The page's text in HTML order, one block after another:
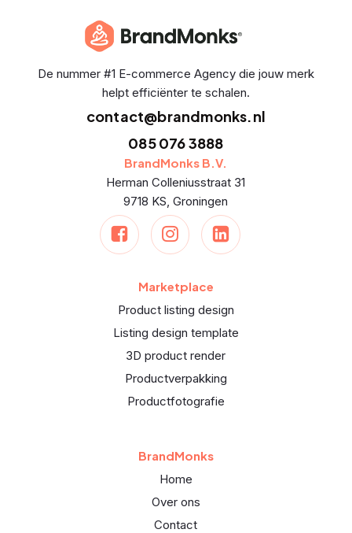
De nummer #1 E-commerce Agency die jouw merk
helpt efficiënter te schalen.
contact@brandmonks.nl
085 076 3888
BrandMonks B.V.
Herman Colleniusstraat 31
9718 KS, Groningen
Marketplace
Product listing design
Listing design template
3D product render
Productverpakking
Productfotografie
BrandMonks
Home
Over ons
Contact